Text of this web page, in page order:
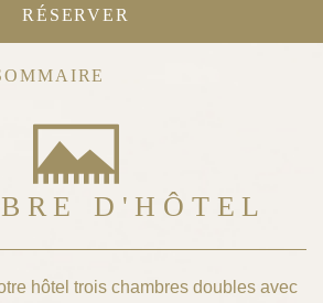
RÉSERVER
D'HÔTEL
hôtel trois chambres doubles avec